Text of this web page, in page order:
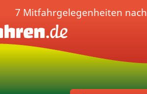
7 Mitfahrgelegenheiten